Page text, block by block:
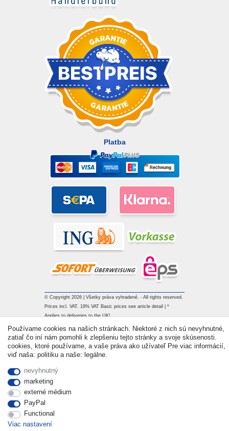
Platba
© Copyright 2026 | Všetky práva vyhradené. - All rights reserved.
Prices incl. VAT. 19% VAT Basic prices see article detail | *
Applies to deliveries to the UK!
Používame cookies na našich stránkach. Niektoré z nich sú nevyhnutné,
zatiaľ čo iní nám pomohli k zlepšeniu tejto stránky a svoje skúsenosti.
cookies, ktoré používame, a vaše práva ako užívateľ Pre viac informácií,
viď naša: politiku a naše: legálne.
nevyhnutný
marketing
externé médium
PayPal
Functional
Viac nastavení
Withdraw from contract here Kontakt